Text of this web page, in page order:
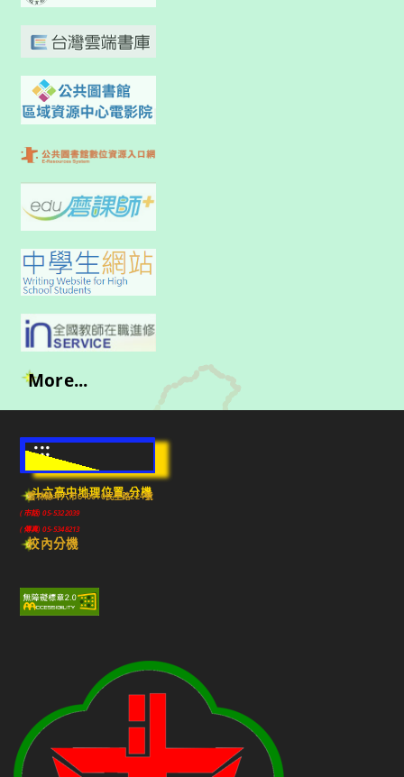
More...
:::
斗六高中地理位置-分機
雲林縣斗六市640010民生路224號
(市話) 05-5322039
(傳真) 05-5348213
校內分機